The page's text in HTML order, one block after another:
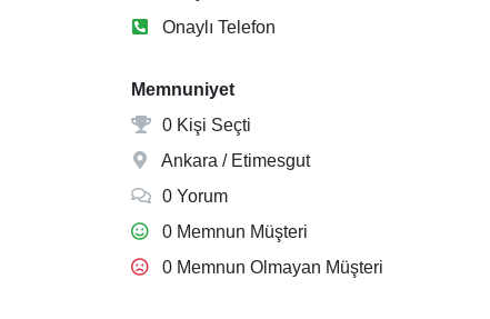
Onaylı Telefon
Memnuniyet
0 Kişi Seçti
Ankara / Etimesgut
0 Yorum
0 Memnun Müşteri
0 Memnun Olmayan Müşteri